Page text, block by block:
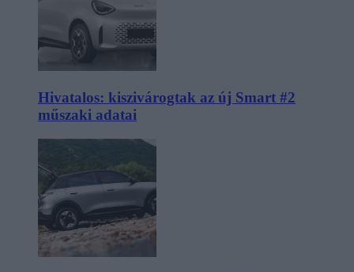
Hivatalos: kiszivárogtak az új Smart #2
műszaki adatai